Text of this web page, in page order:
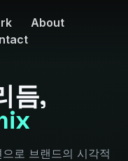
About
듬,
로 브랜드의 시각적